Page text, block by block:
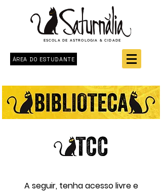
ESCOLA DE ASTROLOGIA & CIDADE
ÁREA DO ESTUDANTE
A seguir, tenha acesso livre e